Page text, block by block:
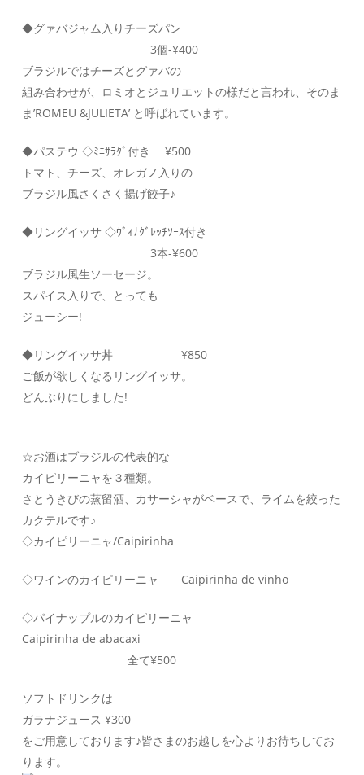
◆グァバジャム入りチーズパン
3個-¥400
ブラジルではチーズとグァバの
組み合わせが、ロミオとジュリエットの様だと言われ、そのま
ま’ROMEU &JULIETA’ と呼ばれています。
◆パステウ ◇ﾐﾆｻﾗﾀﾞ付き ¥500
トマト、チーズ、オレガノ入りの
ブラジル風さくさく揚げ餃子♪
◆リングイッサ ◇ｳﾞｨﾅｸﾞﾚｯﾁｿｰｽ付き
3本-¥600
ブラジル風生ソーセージ。
スパイス入りで、とっても
ジューシー!
◆リングイッサ丼 ¥850
ご飯が欲しくなるリングイッサ。
どんぶりにしました!
☆お酒はブラジルの代表的な
カイピリーニャを３種類。
さとうきびの蒸留酒、カサーシャがベースで、ライムを絞った
カクテルです♪
◇カイピリーニャ/Caipirinha
◇ワインのカイピリーニャ Caipirinha de vinho
◇パイナップルのカイピリーニャ
Caipirinha de abacaxi
全て¥500
ソフトドリンクは
ガラナジュース ¥300
をご用意しております♪皆さまのお越しを心よりお待ちしてお
ります。